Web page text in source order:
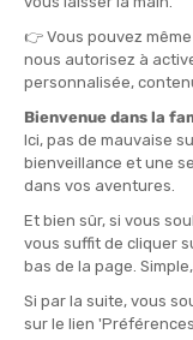
42 - 45 45 - 48
QUANTITÉ
>> CLICK
Expédié en 24h